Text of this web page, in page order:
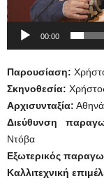
00:00
Παρουσίαση:
Σκηνοθεσία:
Αρχισυνταξία:
Διεύθυνση
Ντόβα
Εξωτερικός
Καλλιτεχνική